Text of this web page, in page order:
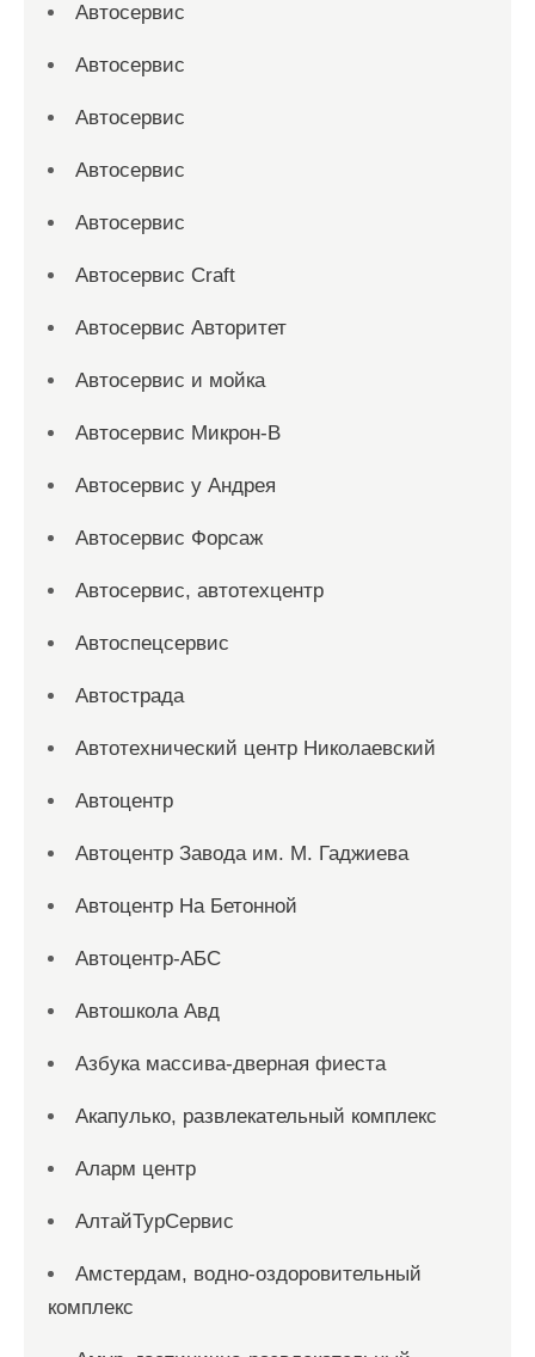
Автосервис
Автосервис
Автосервис
Автосервис
Автосервис
Автосервис Craft
Автосервис Авторитет
Автосервис и мойка
Автосервис Микрон-В
Автосервис у Андрея
Автосервис Форсаж
Автосервис, автотехцентр
Автоспецсервис
Автострада
Автотехнический центр Николаевский
Автоцентр
Автоцентр Завода им. М. Гаджиева
Автоцентр На Бетонной
Автоцентр-АБС
Автошкола Авд
Азбука массива-дверная фиеста
Акапулько, развлекательный комплекс
Аларм центр
АлтайТурСервис
Амстердам, водно-оздоровительный
комплекс